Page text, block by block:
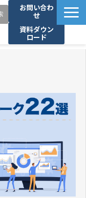
お問い合わ
せ
資料ダウン
ロード